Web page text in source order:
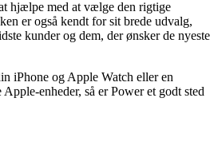
hjælpe med at vælge den rigtige
er også kendt for sit brede udvalg,
kunder og dem, der ønsker de nyeste
iPhone og Apple Watch eller en
enheder, så er Power et godt sted